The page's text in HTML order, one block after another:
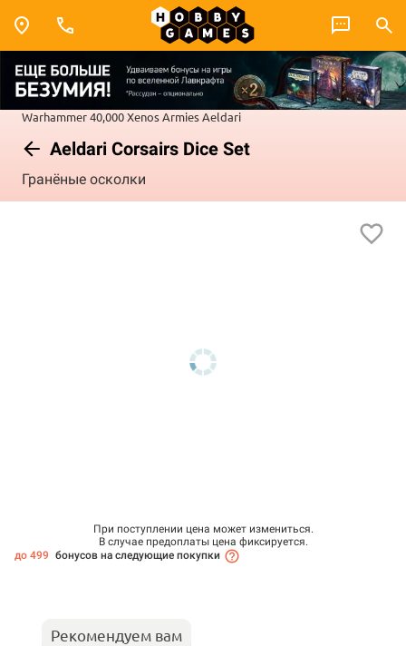
Warhammer 40,000Xenos ArmiesAeldari
Aeldari Corsairs Dice Set
Гранёные осколки
При поступлении цена может измениться.
В случае предоплаты цена фиксируется.
до 499 бонусов на следующие покупки
Рекомендуем вам